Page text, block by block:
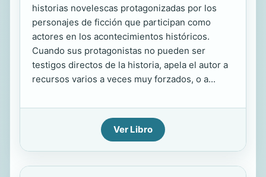
historias novelescas protagonizadas por los
personajes de ficción que participan como
actores en los acontecimientos históricos.
Cuando sus protagonistas no pueden ser
testigos directos de la historia, apela el autor a
recursos varios a veces muy forzados, o a...
Ver Libro